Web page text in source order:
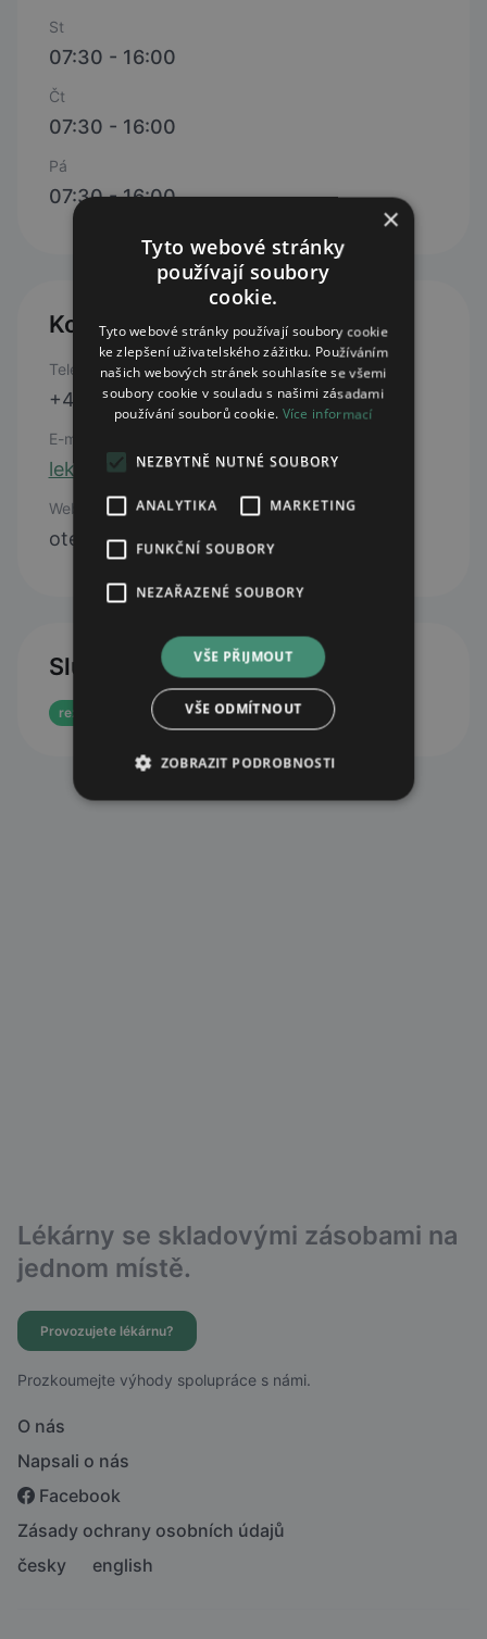
St
07:30 - 16:00
Čt
07:30 - 16:00
Pá
07:30 - 16:00
Kontakty
Telefon
+420 583 334 542
E-mail
lekarnik@nemocnicesumperk.cz
Web
otevřít web
Služby
rezervace eReceptu
Lékárny se skladovými zásobami na
jednom místě.
Provozujete lékárnu?
Prozkoumejte výhody spolupráce s námi.
O nás
Napsali o nás
Facebook
Zásady ochrany osobních údajů
česky
english
×
Tyto webové stránky
používají soubory
cookie.
Tyto webové stránky používají soubory cookie
ke zlepšení uživatelského zážitku. Používáním
našich webových stránek souhlasíte se všemi
soubory cookie v souladu s našimi zásadami
používání souborů cookie. Více informací
NEZBYTNĚ NUTNÉ SOUBORY
ANALYTIKA MARKETING
FUNKČNÍ SOUBORY
NEZAŘAZENÉ SOUBORY
VŠE PŘIJMOUT
VŠE ODMÍTNOUT
ZOBRAZIT PODROBNOSTI